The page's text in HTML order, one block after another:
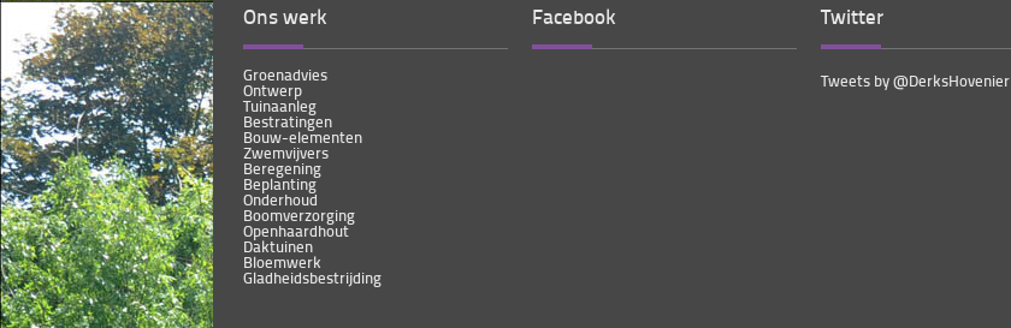
Ons werk
Groenadvies
Ontwerp
Tuinaanleg
Bestratingen
Bouw-elementen
Zwemvijvers
Beregening
Beplanting
Onderhoud
Boomverzorging
Openhaardhout
Daktuinen
Bloemwerk
Gladheidsbestrijding
Facebook Twitter
Tweets by @DerksHovenier